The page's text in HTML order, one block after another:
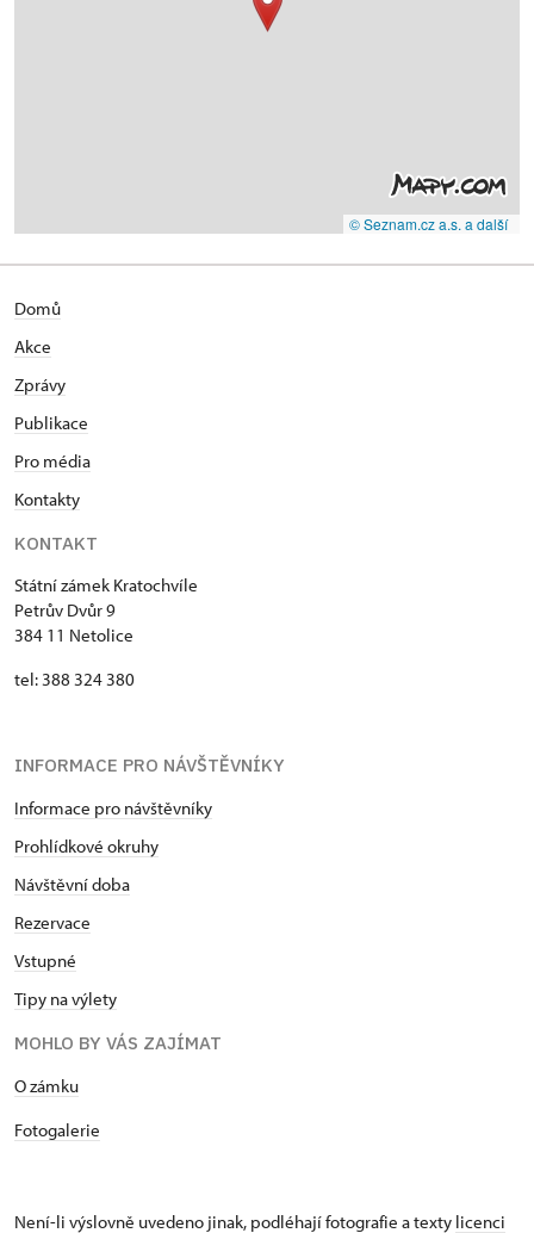
© Seznam.cz a.s. a další
Domů
Akce
Zprávy
Publikace
Pro média
Kontakty
KONTAKT
Státní zámek Kratochvíle
Petrův Dvůr 9
384 11 Netolice
tel: 388 324 380
INFORMACE PRO NÁVŠTĚVNÍKY
Informace pro návštěvníky
Prohlídkové okruhy
Návštěvní doba
Rezervace
Vstupné
Tipy na výlety
MOHLO BY VÁS ZAJÍMAT
​​​​​​O zámku
Fotogalerie
Není-li výslovně uvedeno jinak, podléhají fotografie a texty licenci